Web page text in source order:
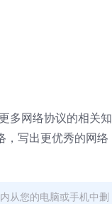
多网络协议的相关知
，写出更优秀的网络
从您的电脑或手机中删